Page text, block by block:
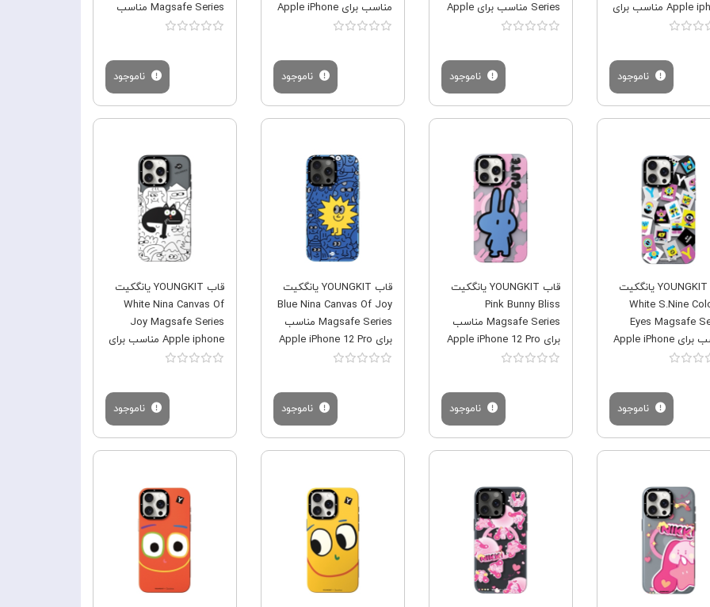
Apple iphone مناسب برای
Apple iPhone 12 Pro
ناموجود
Series مناسب برای Apple
iPhone 12 Pro Max
ناموجود
مناسب برای Apple iPhone
12 Pro Max
ناموجود
Magsafe Series مناسب
برای Apple iPhone 12 Pro
ناموجود
قاب YOUNGKIT یانگکیت
White S.Nine
Eyes Magsafe
مناسب برای Apple iPhone
12 Pro
ناموجود
قاب YOUNGKIT یانگکیت
Pink Bunny Bliss
Magsafe Series مناسب
برای Apple iPhone 12 Pro
Max
ناموجود
قاب YOUNGKIT یانگکیت
Blue Nina Canvas Of Joy
Magsafe Series مناسب
برای Apple iPhone 12 Pro
Max
ناموجود
قاب YOUNGKIT یانگکیت
White Nina Canvas Of
Joy Magsafe Series
Apple iphone مناسب برای
Apple iPhone 12 Pro Max
ناموجود